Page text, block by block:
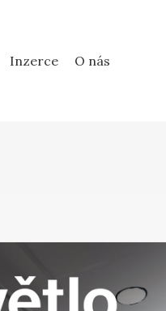
Inzerce O nás